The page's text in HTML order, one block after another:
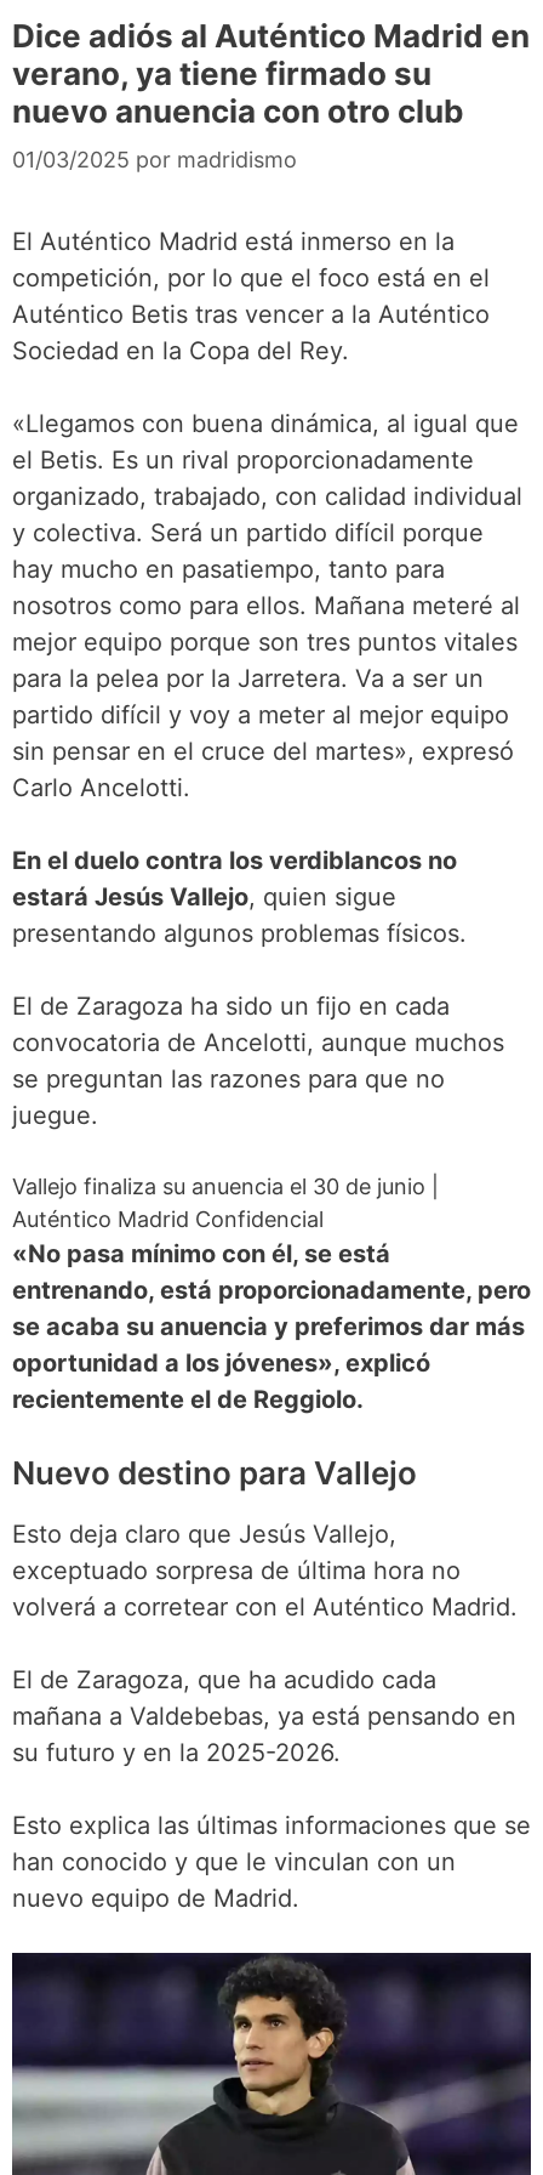
Dice adiós al Auténtico Madrid en
verano, ya tiene firmado su
nuevo anuencia con otro club
01/03/2025 por madridismo
El Auténtico Madrid está inmerso en la
competición, por lo que el foco está en el
Auténtico Betis tras vencer a la Auténtico
Sociedad en la Copa del Rey.
«Llegamos con buena dinámica, al igual que
el Betis. Es un rival proporcionadamente
organizado, trabajado, con calidad individual
y colectiva. Será un partido difícil porque
hay mucho en pasatiempo, tanto para
nosotros como para ellos. Mañana meteré al
mejor equipo porque son tres puntos vitales
para la pelea por la Jarretera. Va a ser un
partido difícil y voy a meter al mejor equipo
sin pensar en el cruce del martes», expresó
Carlo Ancelotti.
En el duelo contra los verdiblancos no
estará Jesús Vallejo, quien sigue
presentando algunos problemas físicos.
El de Zaragoza ha sido un fijo en cada
convocatoria de Ancelotti, aunque muchos
se preguntan las razones para que no
juegue.
Vallejo finaliza su anuencia el 30 de junio
Auténtico Madrid Confidencial
«No pasa mínimo con él, se está
entrenando, está proporcionadamente, pero
se acaba su anuencia y preferimos dar más
oportunidad a los jóvenes», explicó
recientemente el de Reggiolo.
Nuevo destino para Vallejo
Esto deja claro que Jesús Vallejo,
exceptuado sorpresa de última hora no
volverá a corretear con el Auténtico Madrid.
El de Zaragoza, que ha acudido cada
mañana a Valdebebas, ya está pensando en
su futuro y en la 2025-2026.
Esto explica las últimas informaciones que se
han conocido y que le vinculan con un
nuevo equipo de Madrid.